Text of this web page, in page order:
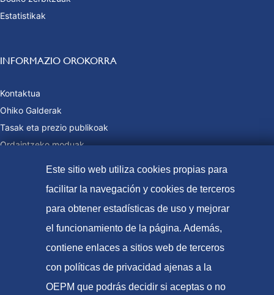
Estatistikak
INFORMAZIO OROKORRA
Kontaktua
Ohiko Galderak
Tasak eta prezio publikoak
Ordaintzeko moduak
© Patente eta marken espainiako bulegoa (2021
Irisgarritasuna
Cookie politika
Este sitio web utiliza cookies propias para
facilitar la navegación y cookies de terceros
para obtener estadísticas de uso y mejorar
el funcionamiento de la página. Además,
contiene enlaces a sitios web de terceros
con políticas de privacidad ajenas a la
OEPM que podrás decidir si aceptas o no